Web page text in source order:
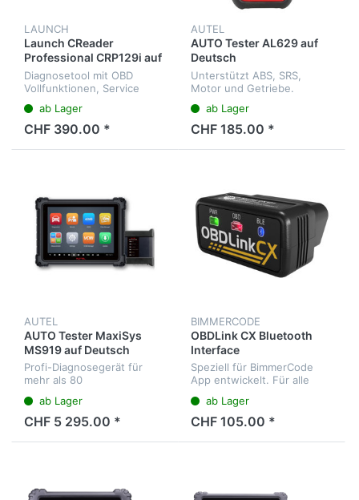
LAUNCH
Launch CReader
Professional CRP129i auf
Deutsch
Diagnosetool mit OBD
Vollfunktionen, Service
Hobbymechaniker.
ab Lager
CHF 390.00 *
AUTEL
AUTO Tester AL629 auf
Deutsch
Unterstützt ABS, SRS,
Motor und Getriebe.
ab Lager
CHF 185.00 *
AUTEL
AUTO Tester MaxiSys
MS919 auf Deutsch
Profi-Diagnosegerät für
mehr als 80
aller Steuergeräte, Service-
Intervalle, 4-Kanal-
Wellenformgenerator,
ab Lager
CHF 5 295.00 *
BIMMERCODE
OBDLink CX Bluetooth
Interface
Speziell für BimmerCode
App entwickelt. Für alle
Fahrzeuge.
ab Lager
CHF 105.00 *